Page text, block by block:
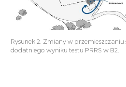
Rysunek 2. Zmiany w
dodatniego wyniku testu PRRS w B2.